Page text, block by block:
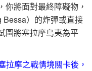
將面對最終障礙物，
）的炸彈或直接
圖將塞拉摩島夷為平
拉摩之戰情境關卡後，